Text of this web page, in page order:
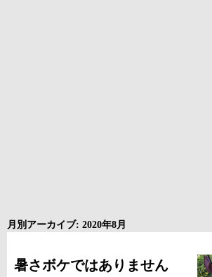
月別アーカイブ: 2020年8月
暑さボケではありません